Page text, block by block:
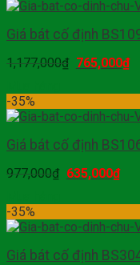
Giá bát cố định
1,177,000₫ 765,000₫
-35%
Giá bát cố định
977,000₫ 635,000₫
-35%
Giá bát cố định